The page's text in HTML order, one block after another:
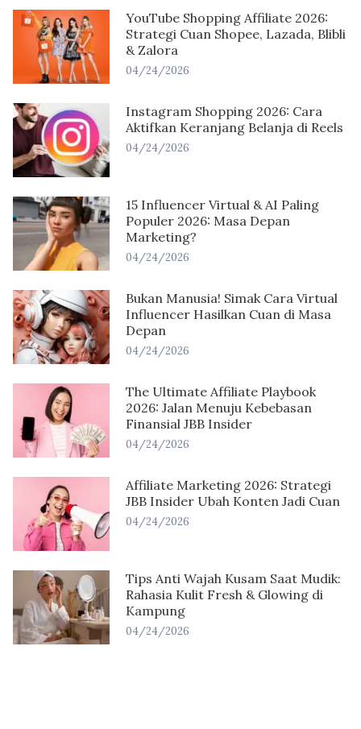
YouTube Shopping Affiliate 2026:
Strategi Cuan Shopee, Lazada, Blibli
& Zalora
04/24/2026
Instagram Shopping 2026: Cara
Aktifkan Keranjang Belanja di Reels
04/24/2026
15 Influencer Virtual & AI Paling
Populer 2026: Masa Depan
Marketing?
04/24/2026
Bukan Manusia! Simak Cara Virtual
Influencer Hasilkan Cuan di Masa
Depan
04/24/2026
The Ultimate Affiliate Playbook
2026: Jalan Menuju Kebebasan
Finansial JBB Insider
04/24/2026
Affiliate Marketing 2026: Strategi
JBB Insider Ubah Konten Jadi Cuan
04/24/2026
Tips Anti Wajah Kusam Saat Mudik:
Rahasia Kulit Fresh & Glowing di
Kampung
04/24/2026